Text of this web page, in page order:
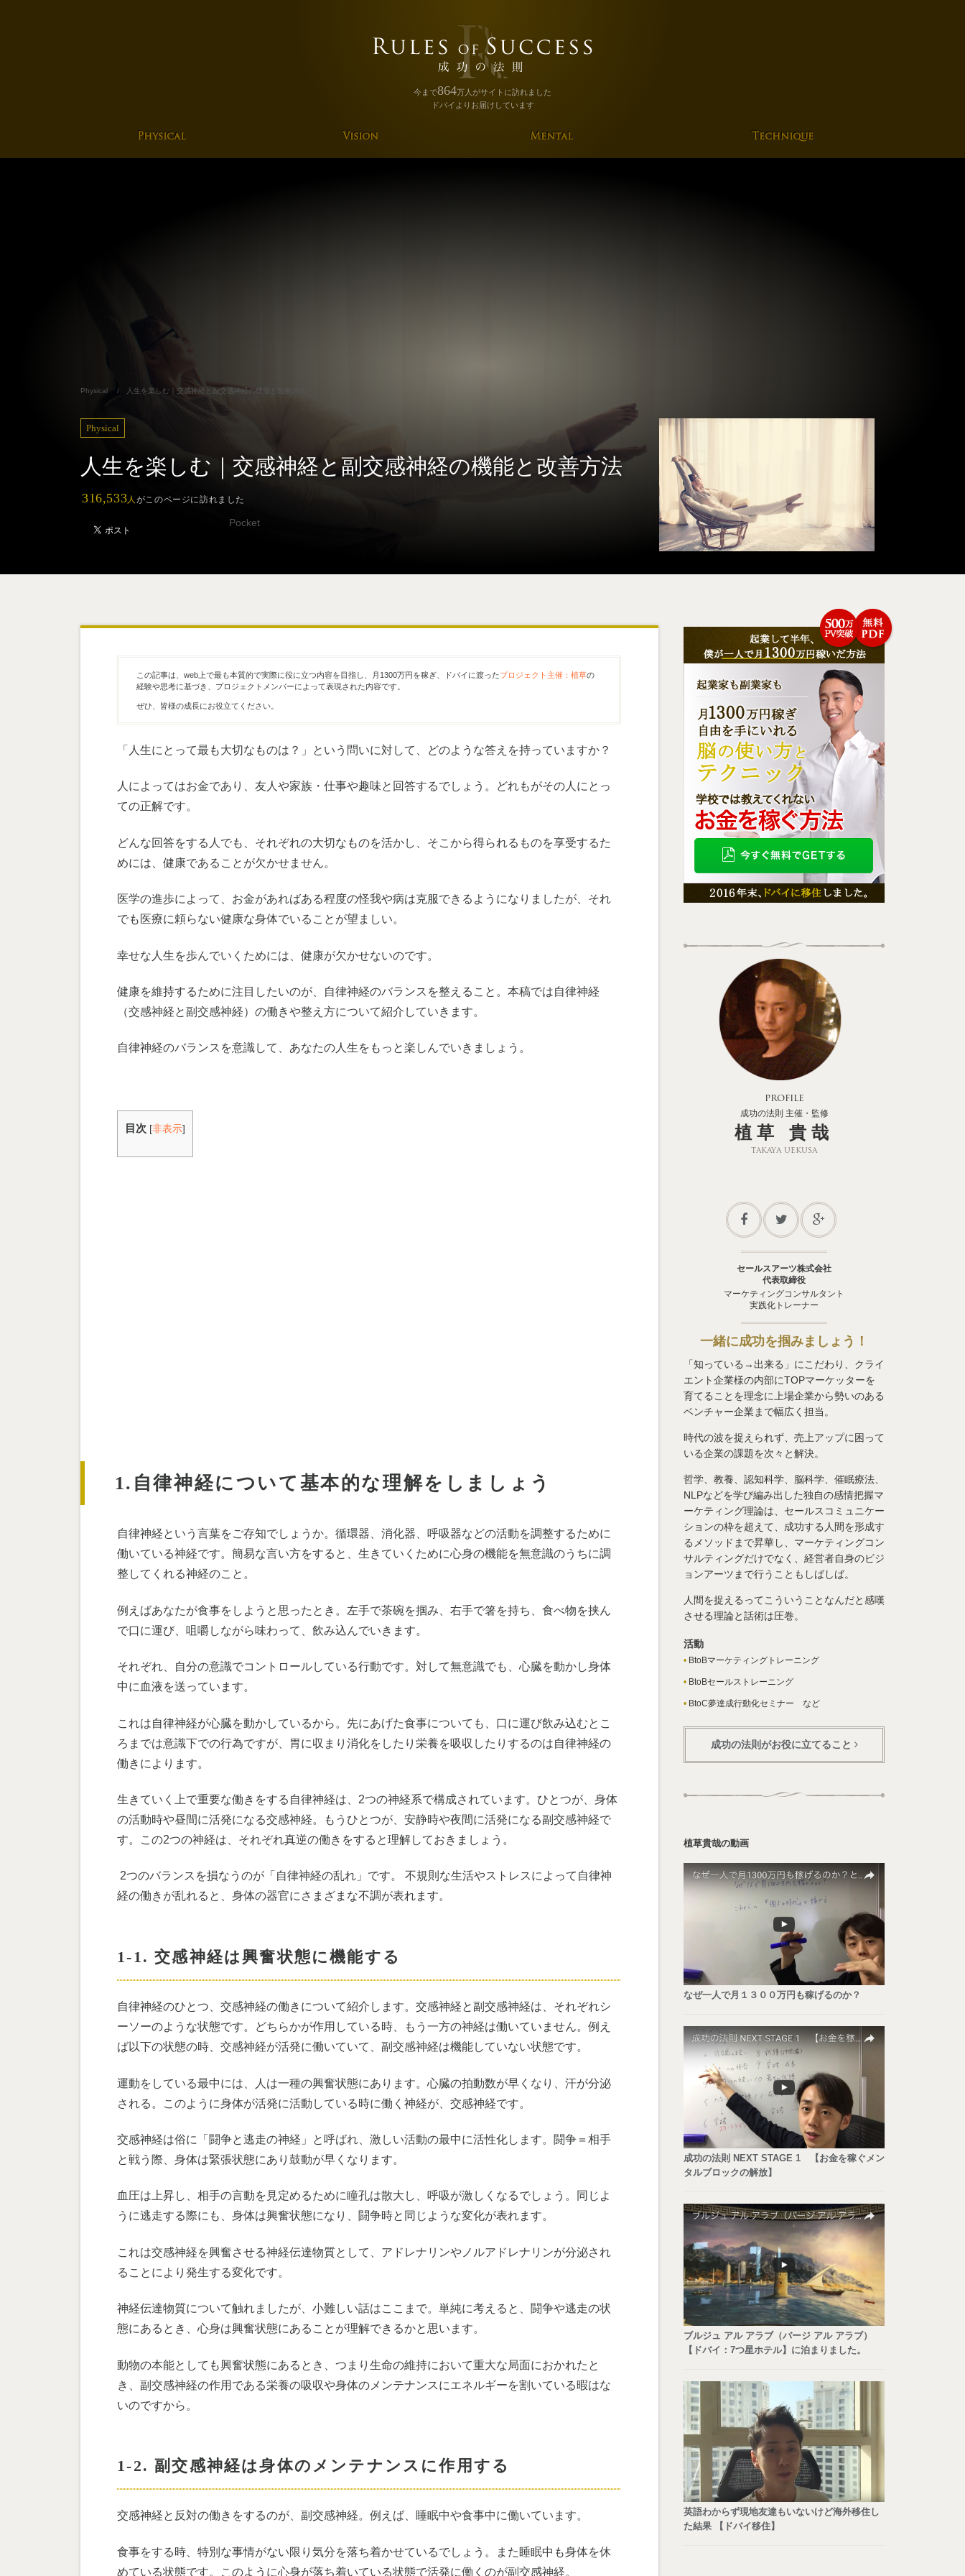
今まで864万人 がサイトに訪れました
ドバイよりお届けしています
Physical Vision Mental Technique
Physical / 人生を楽しむ｜交感神経と副交感神経の機能と改善方法
Physical
人生を楽しむ｜交感神経と副交感神経の機能と改善方法
316,533人 がこのページに訪れました
Pocket
この記事は、web上で最も本質的で実際に役に立つ内容を目指し、月1300万円を稼ぎ、ドバイに渡ったプロジェクト主催：植草の
経験や思考に基づき、プロジェクトメンバーによって表現された内容です。
ぜひ、皆様の成長にお役立てください。
「人生にとって最も大切なものは？」という問いに対して、どのような答えを持っていますか？
人によってはお金であり、友人や家族・仕事や趣味と回答するでしょう。どれもがその人にとっ
ての正解です。
どんな回答をする人でも、それぞれの大切なものを活かし、そこから得られるものを享受するた
めには、健康であることが欠かせません。
医学の進歩によって、お金があればある程度の怪我や病は克服できるようになりましたが、それ
でも医療に頼らない健康な身体でいることが望ましい。
幸せな人生を歩んでいくためには、健康が欠かせないのです。
健康を維持するために注目したいのが、自律神経のバランスを整えること。本稿では自律神経
（交感神経と副交感神経）の働きや整え方について紹介していきます。
自律神経のバランスを意識して、あなたの人生をもっと楽しんでいきましょう。
目次 [非表示]
1.自律神経について基本的な理解をしましょう
自律神経という言葉をご存知でしょうか。循環器、消化器、呼吸器などの活動を調整するために
働いている神経です。簡易な言い方をすると、生きていくために心身の機能を無意識のうちに調
整してくれる神経のこと。
例えばあなたが食事をしようと思ったとき。左手で茶碗を掴み、右手で箸を持ち、食べ物を挟ん
で口に運び、咀嚼しながら味わって、飲み込んでいきます。
それぞれ、自分の意識でコントロールしている行動です。対して無意識でも、心臓を動かし身体
中に血液を送っています。
これは自律神経が心臓を動かしているから。先にあげた食事についても、口に運び飲み込むとこ
ろまでは意識下での行為ですが、胃に収まり消化をしたり栄養を吸収したりするのは自律神経の
働きによります。
生きていく上で重要な働きをする自律神経は、2つの神経系で構成されています。ひとつが、身体
の活動時や昼間に活発になる交感神経。もうひとつが、安静時や夜間に活発になる副交感神経で
す。この2つの神経は、それぞれ真逆の働きをすると理解しておきましょう。
2つのバランスを損なうのが「自律神経の乱れ」です。 不規則な生活やストレスによって自律神
経の働きが乱れると、身体の器官にさまざまな不調が表れます。
1-1. 交感神経は興奮状態に機能する
自律神経のひとつ、交感神経の働きについて紹介します。交感神経と副交感神経は、それぞれシ
ーソーのような状態です。どちらかが作用している時、もう一方の神経は働いていません。例え
ば以下の状態の時、交感神経が活発に働いていて、副交感神経は機能していない状態です。
運動をしている最中には、人は一種の興奮状態にあります。心臓の拍動数が早くなり、汗が分泌
される。このように身体が活発に活動している時に働く神経が、交感神経です。
交感神経は俗に「闘争と逃走の神経」と呼ばれ、激しい活動の最中に活性化します。闘争＝相手
と戦う際、身体は緊張状態にあり鼓動が早くなります。
血圧は上昇し、相手の言動を見定めるために瞳孔は散大し、呼吸が激しくなるでしょう。同じよ
うに逃走する際にも、身体は興奮状態になり、闘争時と同じような変化が表れます。
これは交感神経を興奮させる神経伝達物質として、アドレナリンやノルアドレナリンが分泌され
ることにより発生する変化です。
神経伝達物質について触れましたが、小難しい話はここまで。単純に考えると、闘争や逃走の状
態にあるとき、心身は興奮状態にあることが理解できるかと思います。
動物の本能としても興奮状態にあるとき、つまり生命の維持において重大な局面におかれたと
き、副交感神経の作用である栄養の吸収や身体のメンテナンスにエネルギーを割いている暇はな
いのですから。
1-2. 副交感神経は身体のメンテナンスに作用する
交感神経と反対の働きをするのが、副交感神経。例えば、睡眠中や食事中に働いています。
食事をする時、特別な事情がない限り気分を落ち着かせているでしょう。また睡眠中も身体を休
めている状態です。このように心身が落ち着いている状態で活発に働くのが副交感神経。
profile
成功の法則 主催・監修
植草 貴哉
takaya uekusa
セールスアーツ株式会社
代表取締役
マーケティングコンサルタント
実践化トレーナー
一緒に成功を掴みましょう！
「知っている→出来る」にこだわり、クライ
エント企業様の内部にTOPマーケッターを
育てることを理念に上場企業から勢いのある
ベンチャー企業まで幅広く担当。
時代の波を捉えられず、売上アップに困って
いる企業の課題を次々と解決。
哲学、教養、認知科学、脳科学、催眠療法、
NLPなどを学び編み出した独自の感情把握マ
ーケティング理論は、セールスコミュニケー
ションの枠を超えて、成功する人間を形成す
るメソッドまで昇華し、マーケティングコン
サルティングだけでなく、経営者自身のビジ
ョンアーツまで行うこともしばしば。
人間を捉えるってこういうことなんだと感嘆
させる理論と話術は圧巻。
活動
BtoBマーケティングトレーニング
BtoBセールストレーニング
BtoC夢達成行動化セミナー など
成功の法則がお役に立てること
植草貴哉の動画
なぜ一人で月１３００万円も稼げるのか？
成功の法則 NEXT STAGE 1 【お金を稼ぐメン
タルブロックの解放】
ブルジュ アル アラブ（バージ アル アラブ）
【ドバイ：7つ星ホテル】に泊まりました。
英語わからず現地友達もいないけど海外移住し
た結果 【ドバイ移住】